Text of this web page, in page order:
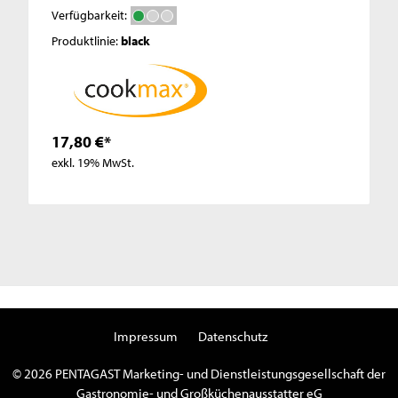
Verfügbarkeit:
Produktlinie:black
17,80 €*
exkl. 19% MwSt.
© 2026 PENTAGAST Marketing- und Dienstleistungsgesellschaft der
Gastronomie- und Großküchenausstatter eG
Impressum Datenschutz